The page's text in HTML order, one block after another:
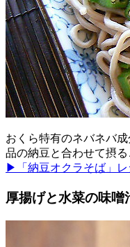
おくら特有のネバネバ
品の納豆と合わせて摂
▶「納豆オクラそば」レ
厚揚げと水菜の味噌